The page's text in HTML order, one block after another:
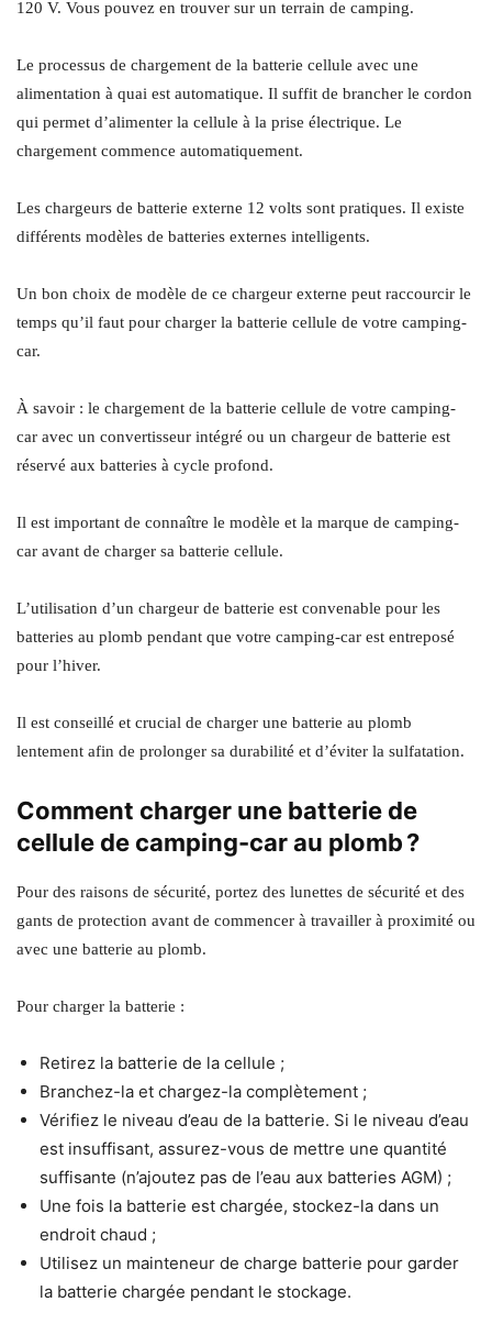
120 V. Vous pouvez en trouver sur un terrain de camping.
Le processus de chargement de la batterie cellule avec une
alimentation à quai est automatique. Il suffit de brancher le cordon
qui permet d’alimenter la cellule à la prise électrique. Le
chargement commence automatiquement.
Les chargeurs de batterie externe 12 volts sont pratiques. Il existe
différents modèles de batteries externes intelligents.
Un bon choix de modèle de ce chargeur externe peut raccourcir le
temps qu’il faut pour charger la batterie cellule de votre camping-
car.
À savoir : le chargement de la batterie cellule de votre camping-
car avec un convertisseur intégré ou un chargeur de batterie est
réservé aux batteries à cycle profond.
Il est important de connaître le modèle et la marque de camping-
car avant de charger sa batterie cellule.
L’utilisation d’un chargeur de batterie est convenable pour les
batteries au plomb pendant que votre camping-car est entreposé
pour l’hiver.
Il est conseillé et crucial de charger une batterie au plomb
lentement afin de prolonger sa durabilité et d’éviter la sulfatation.
Comment charger une batterie de
cellule de camping-car au plomb ?
Pour des raisons de sécurité, portez des lunettes de sécurité et des
gants de protection avant de commencer à travailler à proximité ou
avec une batterie au plomb.
Pour charger la batterie :
Retirez la batterie de la cellule ;
Branchez-la et chargez-la complètement ;
Vérifiez le niveau d’eau de la batterie. Si le niveau d’eau
est insuffisant, assurez-vous de mettre une quantité
suffisante (n’ajoutez pas de l’eau aux batteries AGM) ;
Une fois la batterie est chargée, stockez-la dans un
endroit chaud ;
Utilisez un mainteneur de charge batterie pour garder
la batterie chargée pendant le stockage.